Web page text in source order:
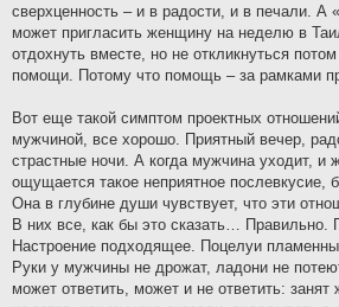
сверхценность – и в радости, и в печали. А
может пригласить женщину на неделю в
отдохнуть вместе, но не откликнуться
помощи. Потому что помощь – за рамками
Вот еще такой симптом проектных
мужчиной, все хорошо. Приятный вечер,
страстные ночи. А когда мужчина уходит, и
ощущается такое неприятное послевкусие,
Она в глубине души чувствует, что эти
В них все, как бы это сказать… Правильно.
Настроение подходящее. Поцелуи
Руки у мужчины не дрожат, ладони не
может ответить, может и не ответить: